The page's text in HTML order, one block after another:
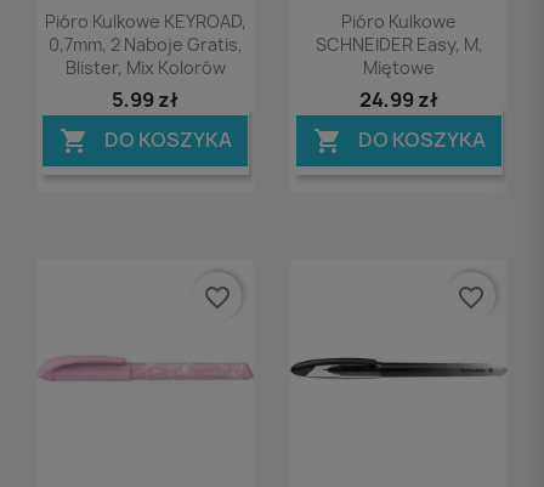
Podgląd
Pióro Kulkowe KEYROAD,
0,7mm, 2 Naboje Gratis,
Blister, Mix Kolorów
5,99 zł
 DO KOSZYKA
Podgląd
Pióro Kulkowe
SCHNEIDER Easy, M,
Miętowe
24,99 zł
 DO KOSZYKA
favorite_border favorite_border